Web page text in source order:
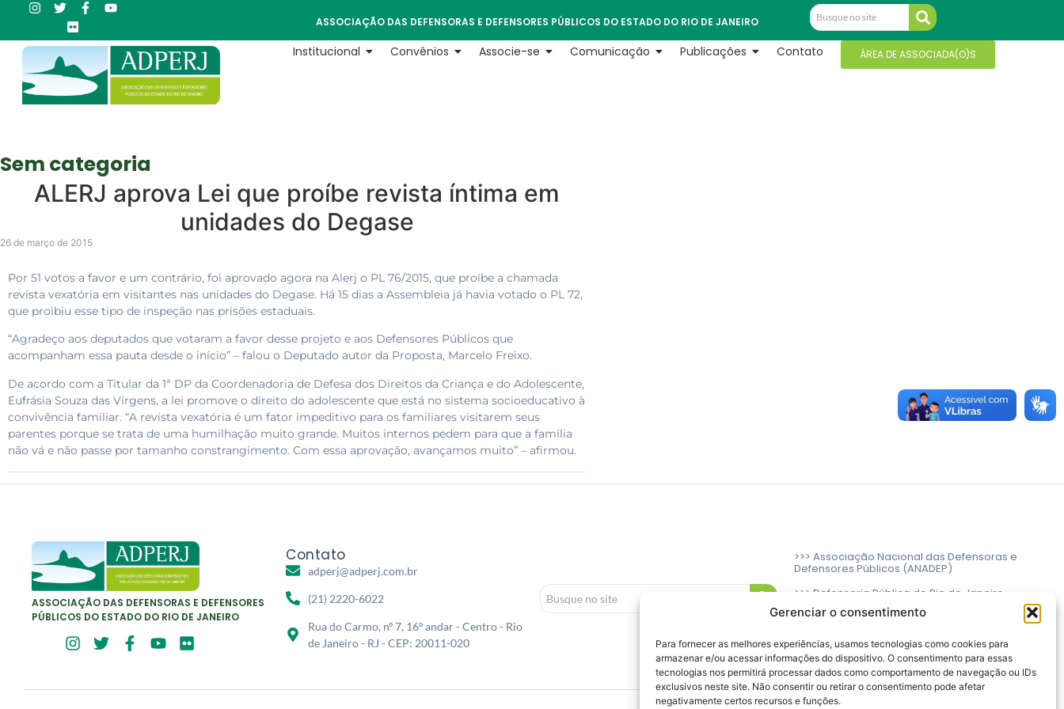
Gerenciar o consentimento
Para fornecer as melhores experiências, usamos tecnologias como cookies para
armazenar e/ou acessar informações do dispositivo. O consentimento para essas
tecnologias nos permitirá processar dados como comportamento de navegação ou IDs
exclusivos neste site. Não consentir ou retirar o consentimento pode afetar
negativamente certos recursos e funções.
ASSOCIAÇÃO DAS DEFENSORAS E DEFENSORES PÚBLICOS DO ESTADO DO RIO DE JANEIRO
Institucional Convênios Associe-se Comunicação Publicações Contato ÁREA DE ASSOCIADA(O)S
Sem categoria
ALERJ aprova Lei que proíbe revista íntima em
unidades do Degase
26 de março de 2015
Por 51 votos a favor e um contrário, foi aprovado agora na Alerj o PL 76/2015, que proíbe a chamada
revista vexatória em visitantes nas unidades do Degase. Há 15 dias a Assembleia já havia votado o PL 72,
que proibiu esse tipo de inspeção nas prisões estaduais.
“Agradeço aos deputados que votaram a favor desse projeto e aos Defensores Públicos que
acompanham essa pauta desde o início” – falou o Deputado autor da Proposta, Marcelo Freixo.
De acordo com a Titular da 1ª DP da Coordenadoria de Defesa dos Direitos da Criança e do Adolescente,
Eufrásia Souza das Virgens, a lei promove o direito do adolescente que está no sistema socioeducativo à
convivência familiar. “A revista vexatória é um fator impeditivo para os familiares visitarem seus
parentes porque se trata de uma humilhação muito grande. Muitos internos pedem para que a família
não vá e não passe por tamanho constrangimento. Com essa aprovação, avançamos muito” – afirmou.
ASSOCIAÇÃO DAS DEFENSORAS E DEFENSORES
PÚBLICOS DO ESTADO DO RIO DE JANEIRO
Contato
adperj@adperj.com.br
(21) 2220-6022
Rua do Carmo, nº 7, 16º andar - Centro - Rio
de Janeiro - RJ - CEP: 20011-020
>>> Associação Nacional das Defensoras e
Defensores Públicos (ANADEP)
>>> Defensoria Pública do Rio de Janeiro
>>> Caixa de Assistência aos Membros da
Janeiro (CAMARJ)